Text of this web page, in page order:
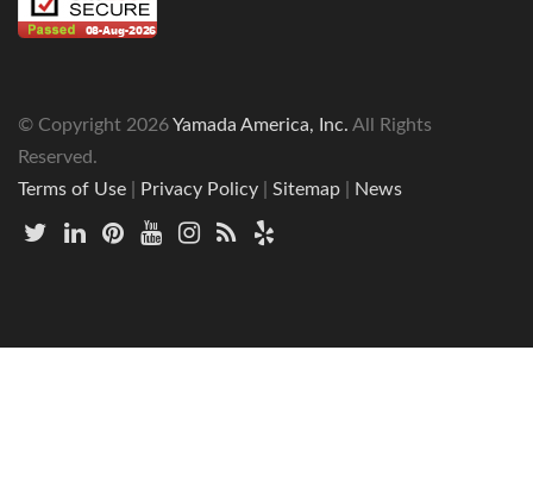
© Copyright 2026Yamada America, Inc. All Rights
Reserved.
Terms of Use
Privacy Policy Sitemap News